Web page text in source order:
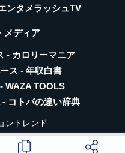
ンタメラッシュTV
メディア
- カロリーマニア
ス - 年収白書
WAZA TOOLS
コトバの違い辞典
ントレンド